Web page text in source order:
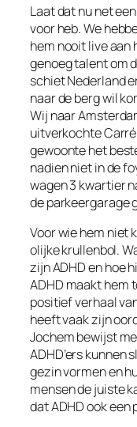
Laat dat nu net
voor heb. We
hem nooit live aan
genoeg talent om
schiet Nederland
naar de berg wil
Wij naar
uitverkochte
gewoonte het
nadien niet in de
wagen 3 kwartier
de parkeergarage
Voor wie hem niet
olijke krullenbol.
zijn ADHD en hoe
ADHD maakt hem
positief verhaal
heeft vaak zijn
Jochem bewijst
ADHD’ers kunnen
gezin vormen en
mensen de juiste
dat ADHD ook